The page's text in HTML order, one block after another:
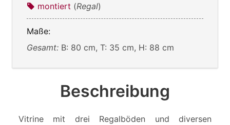
montiert (Regal)
Maße:
Gesamt: B: 80 cm, T: 35 cm, H: 88 cm
Beschreibung
Vitrine mit drei Regalböden und diversen